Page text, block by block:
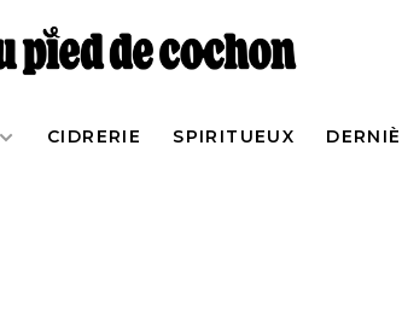
CIDRERIE SPIRITUEUX